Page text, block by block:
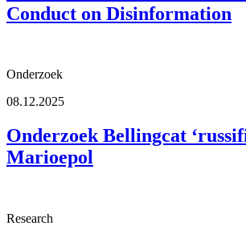
Conduct on Disinformation
Onderzoek
08.12.2025
Onderzoek Bellingcat
Marioepol
Research